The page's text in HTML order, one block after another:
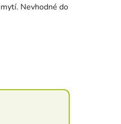
Nevhodné do